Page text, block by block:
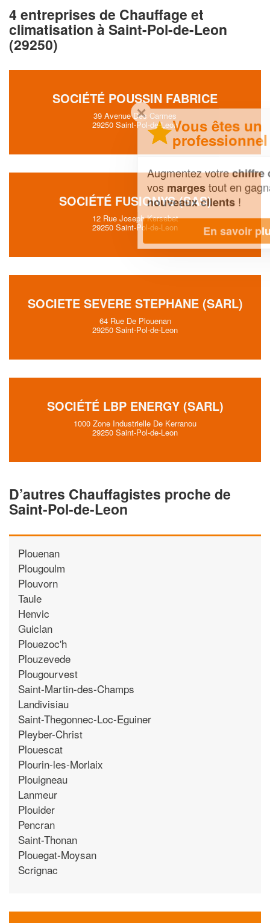
4 entreprises de Chauffage et
climatisation à Saint-Pol-de-Leon
(29250)
SOCIÉTÉ POUSSIN FABRICE
39 Avenue Des Carmes
29250 Saint-Pol-de-Leon
SOCIÉTÉ FUSIONYS (SAS)
12 Rue Joseph Kersebet
29250 Saint-Pol-de-Leon
SOCIETE SEVERE STEPHANE (SARL)
64 Rue De Plouenan
29250 Saint-Pol-de-Leon
SOCIÉTÉ LBP ENERGY (SARL)
1000 Zone Industrielle De Kerranou
29250 Saint-Pol-de-Leon
D’autres Chauffagistes proche de
Saint-Pol-de-Leon
Plouenan
Plougoulm
Plouvorn
Taule
Henvic
Guiclan
Plouezoc'h
Plouzevede
Plougourvest
Saint-Martin-des-Champs
Landivisiau
Saint-Thegonnec-Loc-Eguiner
Pleyber-Christ
Plouescat
Plourin-les-Morlaix
Plouigneau
Lanmeur
Plouider
Pencran
Saint-Thonan
Plouegat-Moysan
Scrignac
Vous êtes un
professionnel ?
Augmentez votrechiffre d'affaireset
tout en gagnant de
nouveaux clients!
En savoir plus